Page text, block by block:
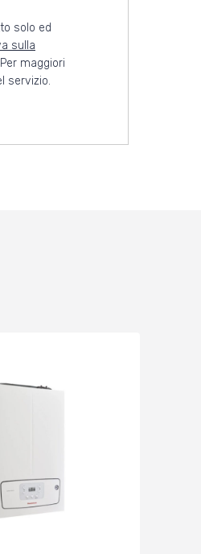
solo ed
sulla
maggiori
servizio.